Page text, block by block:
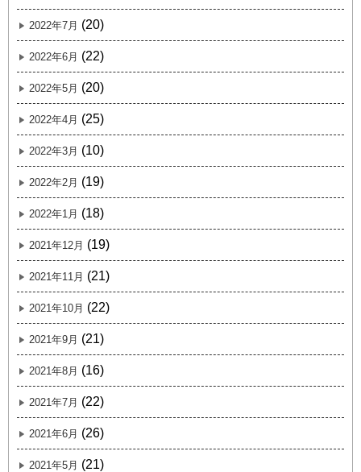
2022年7月 (20)
2022年6月 (22)
2022年5月 (20)
2022年4月 (25)
2022年3月 (10)
2022年2月 (19)
2022年1月 (18)
2021年12月 (19)
2021年11月 (21)
2021年10月 (22)
2021年9月 (21)
2021年8月 (16)
2021年7月 (22)
2021年6月 (26)
2021年5月 (21)